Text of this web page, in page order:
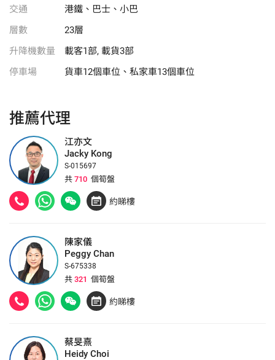
交通
港鐵、巴士、小巴
層數
23層
升降機數量
載客1部, 載貨3部
停車場
貨車12個車位、私家車13個車位
推薦代理
江亦文
Jacky Kong
S-015697
共 710 個筍盤
約睇樓
陳家儀
Peggy Chan
S-675338
共 321 個筍盤
約睇樓
蔡旻熹
Heidy Choi